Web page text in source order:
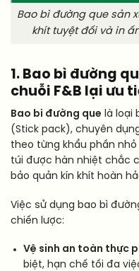
Bao bì đường que sản
khít tuyệt đối và in
1. Bao bì đường
chuỗi F&B lại ưu
Bao bì đường que là loại
(Stick pack), chuyên
theo từng khẩu phần
túi được hàn nhiệt chắc
bảo quản kín khít hoàn
Việc sử dụng bao bì
chiến lược:
Vệ sinh an toàn thực
biệt, hạn chế tối đa